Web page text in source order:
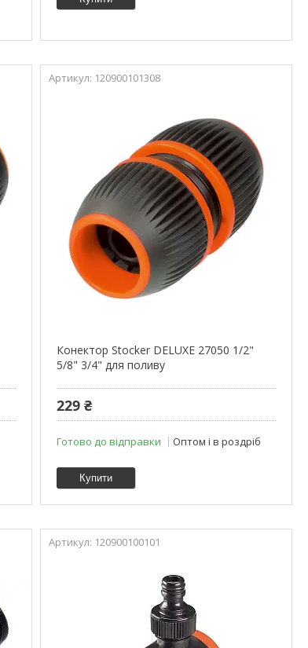
120900101308
Конектор Stocker DELUXE 27050 1/2"
5/8" 3/4" для поливу
229 ₴
Готово до відправки Оптом і в роздріб
Купити
120900100101